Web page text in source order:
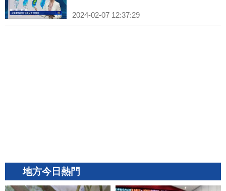
2024-02-07 12:37:29
地方今日熱門